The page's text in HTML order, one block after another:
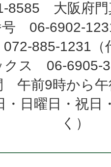
City
8585 大阪府門
号 06-6902-
072-885-1231（
クス 06-6905-
午前9時から午
・日曜日・祝日
く）